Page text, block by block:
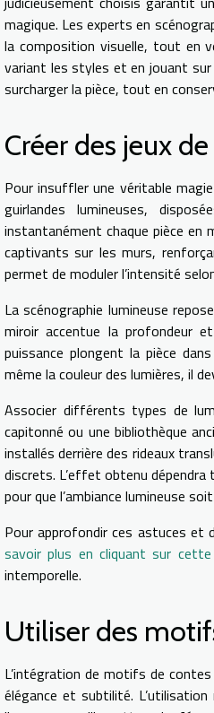
magique. Les experts en
la composition visuelle, tout en
variant les styles et en jouant
surcharger la pièce, tout en
Créer des jeux
Pour insuffler une véritable
guirlandes lumineuses,
instantanément chaque pièce en
captivants sur les murs,
permet de moduler l’intensité
La scénographie lumineuse
miroir accentue la profondeur
puissance plongent la pièce
même la couleur des lumières, il
Associer différents types de
capitonné ou une bibliothèque
installés derrière des rideaux
discrets. L’effet obtenu dépendra
pour que l’ambiance lumineuse
Pour approfondir ces astuces et
savoir plus en cliquant sur cette
intemporelle.
Utiliser des
L’intégration de motifs de
élégance et subtilité.